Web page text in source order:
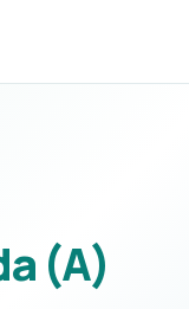
(A)